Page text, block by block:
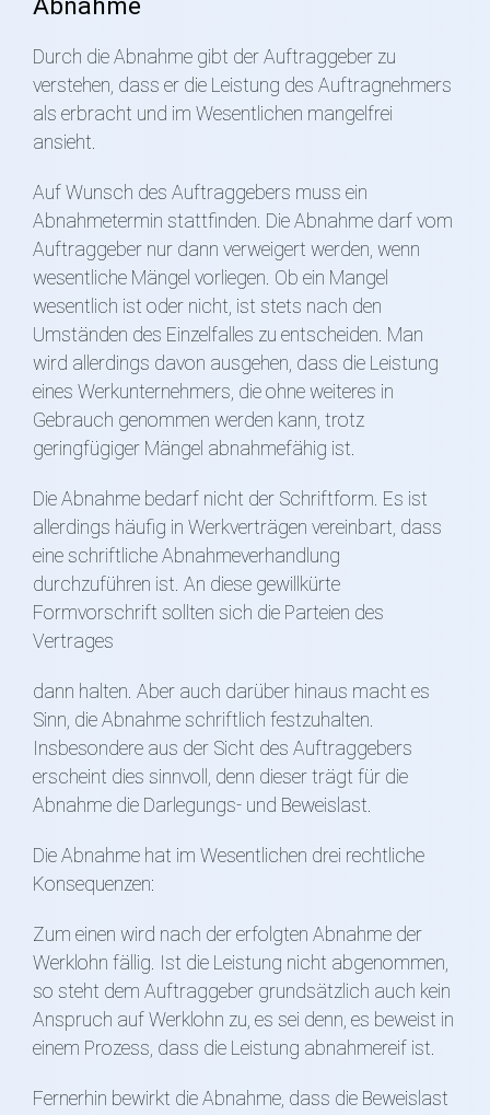
Abnahme
Durch die Abnahme gibt der Auftraggeber zu
verstehen, dass er die Leistung des Auftragnehmers
als erbracht und im Wesentlichen mangelfrei
ansieht.
Auf Wunsch des Auftraggebers muss ein
Abnahmetermin stattfinden. Die Abnahme darf vom
Auftraggeber nur dann verweigert werden, wenn
wesentliche Mängel vorliegen. Ob ein Mangel
wesentlich ist oder nicht, ist stets nach den
Umständen des Einzelfalles zu entscheiden. Man
wird allerdings davon ausgehen, dass die Leistung
eines Werkunternehmers, die ohne weiteres in
Gebrauch genommen werden kann, trotz
geringfügiger Mängel abnahmefähig ist.
Die Abnahme bedarf nicht der Schriftform. Es ist
allerdings häufig in Werkverträgen vereinbart, dass
eine schriftliche Abnahmeverhandlung
durchzuführen ist. An diese gewillkürte
Formvorschrift sollten sich die Parteien des
Vertrages
dann halten. Aber auch darüber hinaus macht es
Sinn, die Abnahme schriftlich festzuhalten.
Insbesondere aus der Sicht des Auftraggebers
erscheint dies sinnvoll, denn dieser trägt für die
Abnahme die Darlegungs- und Beweislast.
Die Abnahme hat im Wesentlichen drei rechtliche
Konsequenzen:
Zum einen wird nach der erfolgten Abnahme der
Werklohn fällig. Ist die Leistung nicht abgenommen,
so steht dem Auftraggeber grundsätzlich auch kein
Anspruch auf Werklohn zu, es sei denn, es beweist in
einem Prozess, dass die Leistung abnahmereif ist.
Fernerhin bewirkt die Abnahme, dass die Beweislast